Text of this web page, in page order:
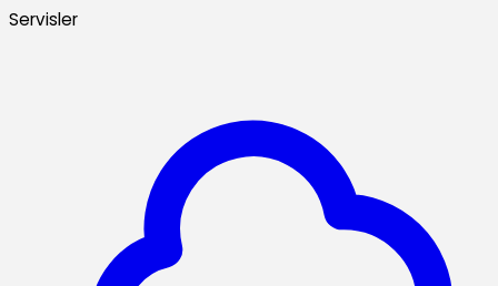
Servisler